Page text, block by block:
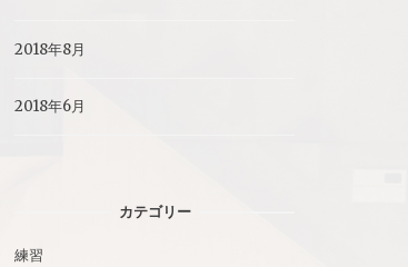
2018年8月
2018年6月
カテゴリー
練習